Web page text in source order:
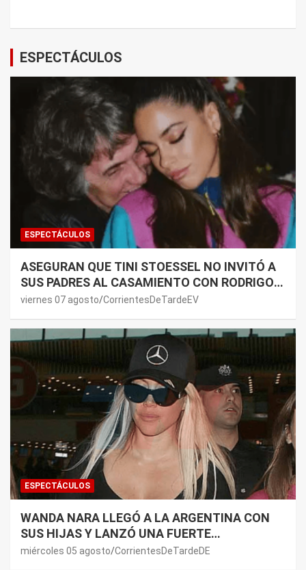
ESPECTÁCULOS
ESPECTÁCULOS
ASEGURAN QUE TINI STOESSEL NO INVITÓ A
SUS PADRES AL CASAMIENTO CON RODRIGO
DE PAUL: LOS MOTIVOS
viernes 07 agosto CorrientesDeTardeEV
ESPECTÁCULOS
WANDA NARA LLEGÓ A LA ARGENTINA CON
SUS HIJAS Y LANZÓ UNA FUERTE
PREMONICIÓN SOBRE MAURO ICARDI
miércoles 05 agosto CorrientesDeTardeDE